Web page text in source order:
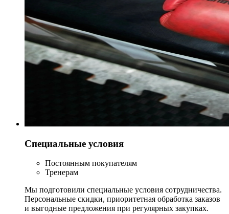
Специальные условия
Постоянным покупателям
Тренерам
Мы подготовили специальные условия сотрудничества.
Персональные скидки, приоритетная обработка заказов
и выгодные предложения при регулярных закупках.